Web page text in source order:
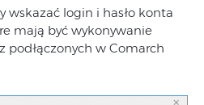
wskazać login i hasło konta
mają być wykonywanie
podłączonych w Comarch